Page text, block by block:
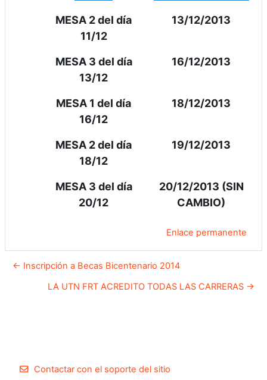
MESA 2 del día
11/12
13/12/2013
MESA 3 del día
13/12
16/12/2013
MESA 1 del día
16/12
18/12/2013
MESA 2 del día
18/12
19/12/2013
MESA 3 del día
20/12
20/12/2013 (SIN
CAMBIO)
Enlace permanente
← Inscripción a Becas Bicentenario 2014
LA UTN FRT ACREDITO TODAS LAS CARRERAS →
Contactar con el soporte del sitio